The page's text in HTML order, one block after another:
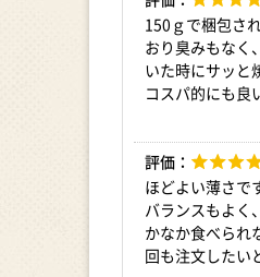
150ｇで梱包さ
おり臭みもなく
いた時にサッと
コスパ的にも良
評価：
ほどよい薄さで
バランスもよく
かなか食べられ
回も注文したい